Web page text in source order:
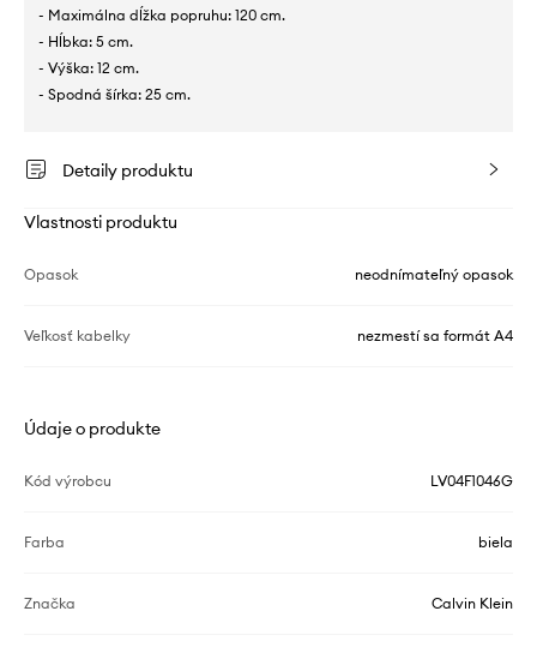
- Maximálna dĺžka popruhu: 120 cm.
- Hĺbka: 5 cm.
- Výška: 12 cm.
- Spodná šírka: 25 cm.
Detaily produktu
Vlastnosti produktu
Opasok neodnímateľný opasok
Veľkosť kabelky nezmestí sa formát A4
Údaje o produkte
Kód výrobcu LV04F1046G
Farba biela
Značka Calvin Klein